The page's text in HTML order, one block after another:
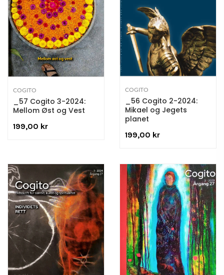
COGITO
_57 Cogito 3-2024:
Mellom Øst og Vest
199,00 kr
COGITO
_56 Cogito 2-2024:
Mikael og Jegets
planet
199,00 kr